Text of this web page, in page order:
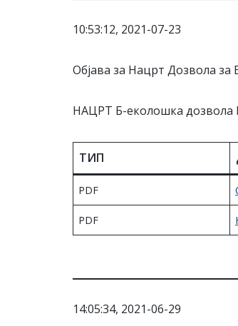
10:53:12, 2021-07-23
Објава за Нацрт Дозвола
НАЦРТ Б-еколошка
ТИП
PDF
PDF
14:05:34, 2021-06-29